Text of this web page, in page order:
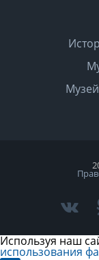
Используя наш
использования